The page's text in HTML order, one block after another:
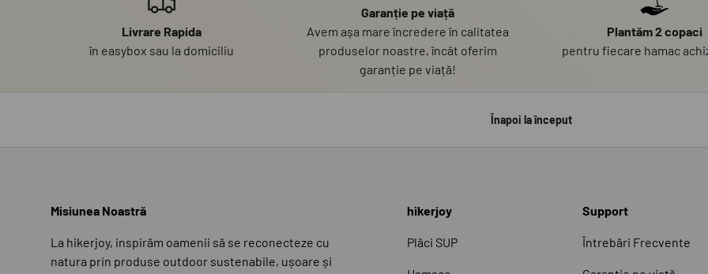
Livrare Rapida
în easybox sau la domiciliu
Garanție pe viață
Avem așa mare încredere în calitatea
produselor noastre, încât oferim
garanție pe viață!
Plantăm 2 copaci
pentru fiecare hamac
Înapoi la început
Misiunea Noastră
La hikerjoy, inspirăm oamenii să se reconecteze cu
natura prin produse outdoor sustenabile, ușoare și
hikerjoy
Plăci SUP
Support
Întrebări Frecvente